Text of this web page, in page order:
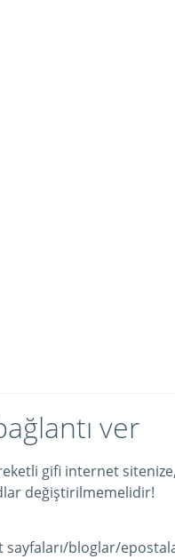
ver
gifi internet
değiştirilmemelidir!
sayfaları/bloglar/